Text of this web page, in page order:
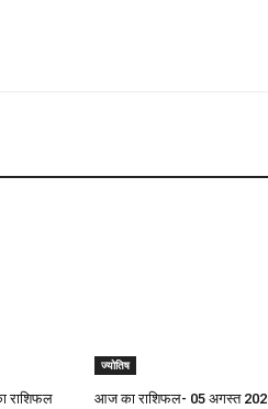
राशिफल
ज्योतिष
आज का राशिफल- 05 अगस्त